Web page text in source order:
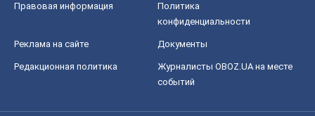
Правовая информация
Политика
конфиденциальности
Реклама на сайте Документы
Редакционная политика
Журналисты OBOZ.UA на месте
событий